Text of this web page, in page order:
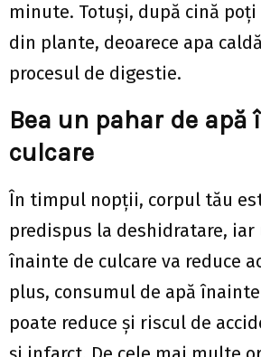
minute. Totuși, după cină poți
din plante, deoarece apa
procesul de digestie.
Bea un pahar de apă
culcare
În timpul nopții, corpul tău
predispus la deshidratare, iar
înainte de culcare va reduce
plus, consumul de apă
poate reduce și riscul de